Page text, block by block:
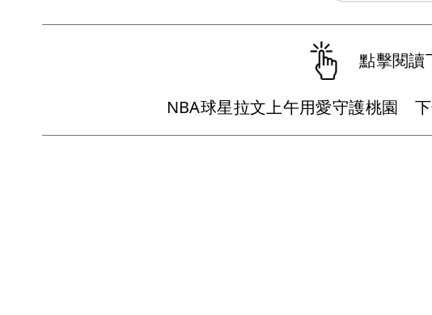
點擊閱讀
NBA球星拉文上午用愛守護桃園